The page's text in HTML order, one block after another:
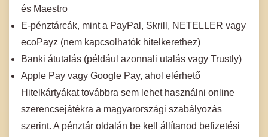
és Maestro
E-pénztárcák, mint a PayPal, Skrill, NETELLER vagy
ecoPayz (nem kapcsolhatók hitelkerethez)
Banki átutalás (például azonnali utalás vagy Trustly)
Apple Pay vagy Google Pay, ahol elérhető
Hitelkártyákat továbbra sem lehet használni online
szerencsejátékra a magyarországi szabályozás
szerint. A pénztár oldalán be kell állítanod befizetési